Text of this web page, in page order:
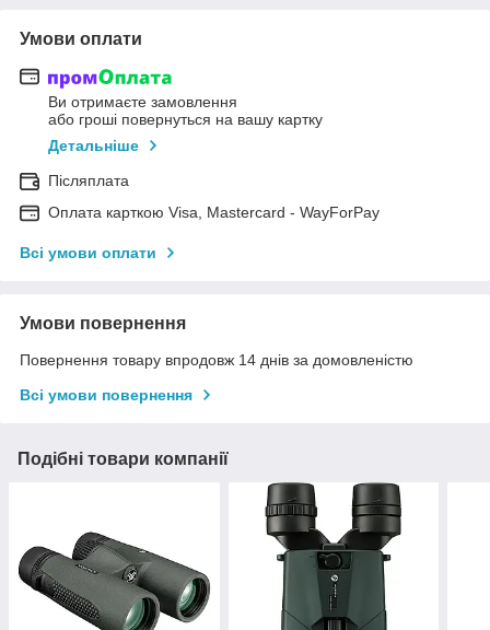
Умови оплати
Ви отримаєте замовлення
або гроші повернуться на вашу картку
Детальніше
Післяплата
Оплата карткою Visa, Mastercard - WayForPay
Всі умови оплати
Умови повернення
Повернення товару впродовж 14 днів за домовленістю
Всі умови повернення
Подібні товари компанії